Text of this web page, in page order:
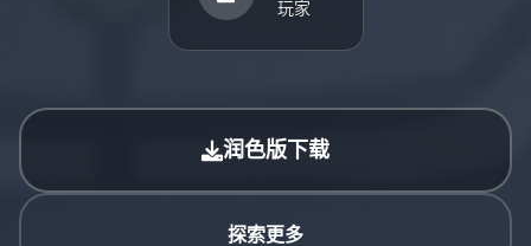
玩家
润色版下载
探索更多